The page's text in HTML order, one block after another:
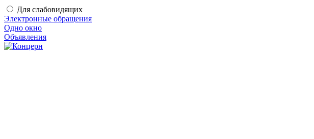
Для слабовидящих
Электронные обращения
Одно окно
Объявления